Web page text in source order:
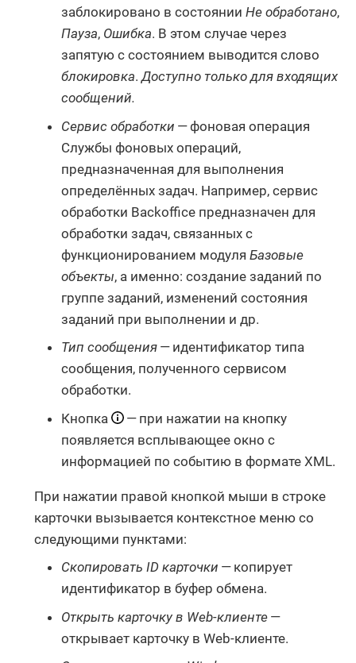
заблокировано в состоянии Не обработано,
Пауза, Ошибка. В этом случае через
запятую с состоянием выводится слово
блокировка.Доступно только для входящих
сообщений.
Сервис обработки — фоновая операция
Службы фоновых операций,
предназначенная для выполнения
определённых задач. Например, сервис
обработки Backoffice предназначен для
обработки задач, связанных с
функционированием модуля Базовые
объекты, а именно: создание заданий по
группе заданий, изменений состояния
заданий при выполнении и др.
Тип сообщения— идентификатор типа
сообщения, полученного сервисом
обработки.
Кнопка
— при нажатии на кнопку
появляется всплывающее окно с
информацией по событию в формате XML.
При нажатии правой кнопкой мыши в строке
карточки вызывается контекстное меню со
следующими пунктами:
Скопировать ID карточки — копирует
идентификатор в буфер обмена.
Открыть карточку в Web-клиенте—
открывает карточку в Web-клиенте.